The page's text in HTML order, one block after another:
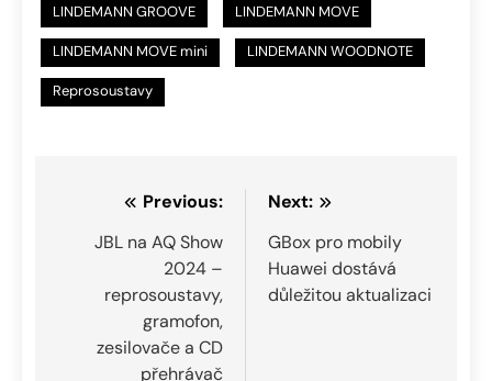
LINDEMANN GROOVE LINDEMANN MOVE
LINDEMANN MOVE mini LINDEMANN WOODNOTE
Reprosoustavy
Navigace
pro
příspěvek
Previous:
JBL na AQ Show
2024 –
reprosoustavy,
gramofon,
zesilovače a CD
přehrávač
Next:
GBox pro mobily
Huawei dostává
důležitou aktualizaci